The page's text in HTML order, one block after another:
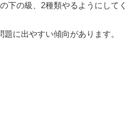
下の級、2種類やるようにしてく
に出やすい傾向があります。